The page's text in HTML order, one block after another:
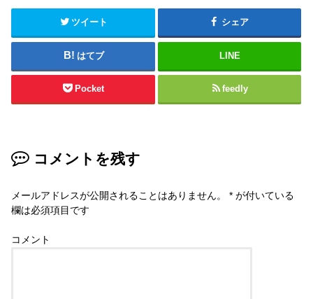
ツイート シェア
はてブ LINE
Pocket feedly
コメントを残す
メールアドレスが公開されることはありません。 * が付いている
欄は必須項目です
コメント